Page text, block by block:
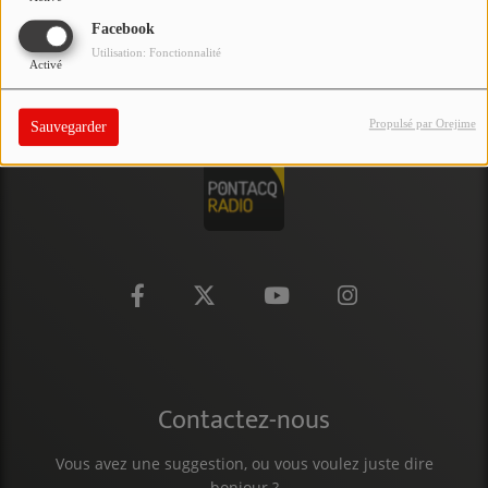
Facebook
Activé
Utilisation: Fonctionnalité
Sauvegarder Propulsé par Orejime
PARTICIPEZ
JEUX CONCOURS
RECRUTEMENT
VENEZ DANS LE PUBLIC !
Contactez-nous
Vous avez une suggestion, ou vous voulez juste dire